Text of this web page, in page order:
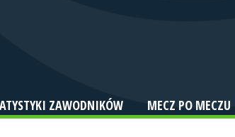
ZAWODNIKÓW MECZ PO MECZU